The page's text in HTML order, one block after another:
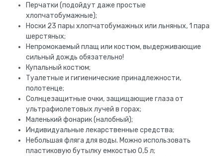
Перчатки (подойдут даже простые
хлопчатобумажные);
Носки 23 пары хлопчатобумажных или льняных, 1 пара
шерстяных;
Непромокаемый плащ или костюм, выдерживающие
сильный дождь обязательно!
Купальный костюм;
Туалетные и гигиенические принадлежности,
полотенце;
Солнцезащитные очки, защищающие глаза от
ультрафиолетовых лучей в горах;
Маленький фонарик (налобный);
Индивидуальные лекарственные средства;
Небольшая фляга для воды. Можно использовать
пластиковую бутылку емкостью 0,5 л;